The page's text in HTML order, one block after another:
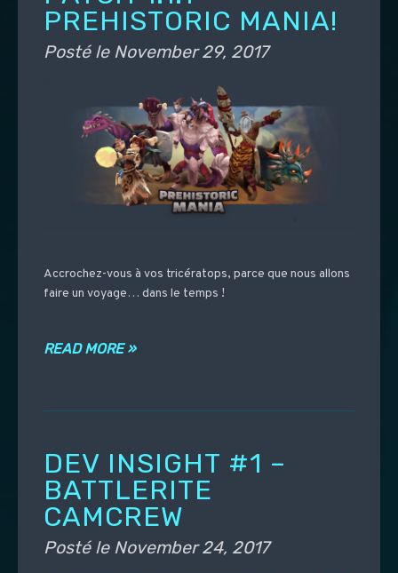
PREHISTORIC MANIA!
Posté le November 29, 2017
Accrochez-vous à vos tricératops, parce que nous allons
faire un voyage… dans le temps !
READ MORE »
DEV INSIGHT #1 –
BATTLERITE
CAMCREW
Posté le November 24, 2017